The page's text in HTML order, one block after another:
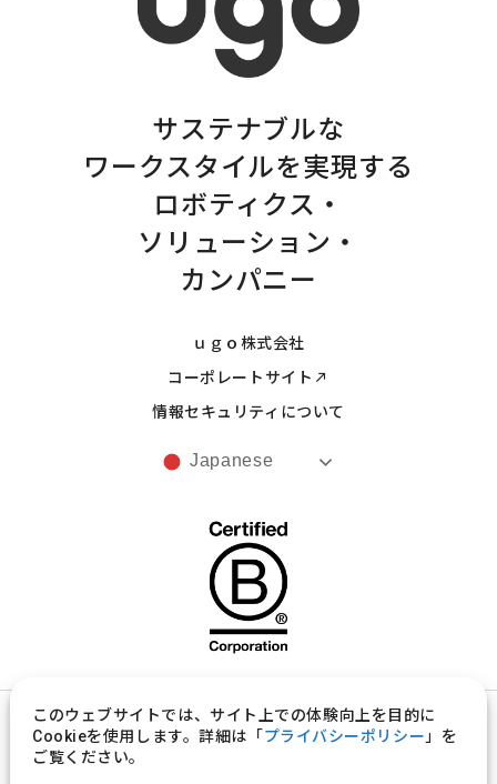
このウェブサイトでは、サイト上での体験向上を目的に
Cookieを使用します。詳細は「プライバシーポリシー 」を
ご覧ください。
サステナブルな
ワークスタイルを実現する
ロボティクス・
ソリューション・
カンパニー
ｕｇｏ株式会社
コーポレートサイト
情報セキュリティについて
Japanese
プライバシーポリシー